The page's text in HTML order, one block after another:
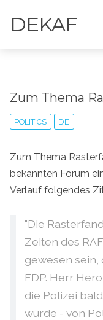
DEKAF
Zum Thema
POLITICS DE
Zum Thema
bekannten Forum
Verlauf folgendes
"Die
Zeiten des
gewesen sein,
FDP. Herr
die Polizei
würde - von